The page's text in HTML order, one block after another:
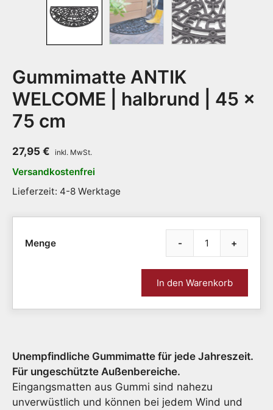
Gummimatte ANTIK
WELCOME | halbrund | 45 x
75 cm
27,95 €
Versandkostenfrei
Lieferzeit: 4-8 Werktage
-
75
+
In den Warenkorb
Unempfindliche Gummimatte für jede Jahreszeit.
Für ungeschützte Außenbereiche.
Eingangsmatten aus Gummi sind nahezu
unverwüstlich und können bei jedem Wind und